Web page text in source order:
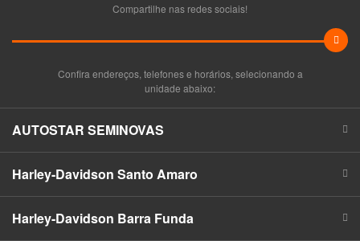
Compartilhe nas redes sociais!
Confira endereços, telefones e horários, selecionando a
unidade abaixo:
AUTOSTAR SEMINOVAS
Harley-Davidson Santo Amaro
Harley-Davidson Barra Funda